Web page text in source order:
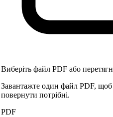
Виберіть файл PDF або
Завантажте один файл PDF, щоб
повернути потрібні.
PDF